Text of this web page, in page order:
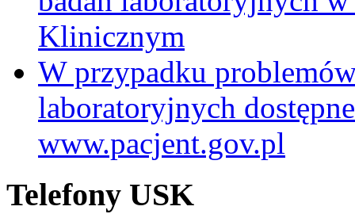
Klinicznym
W przypadku
laboratoryjnych
www.pacjent.gov.pl
Telefony USK